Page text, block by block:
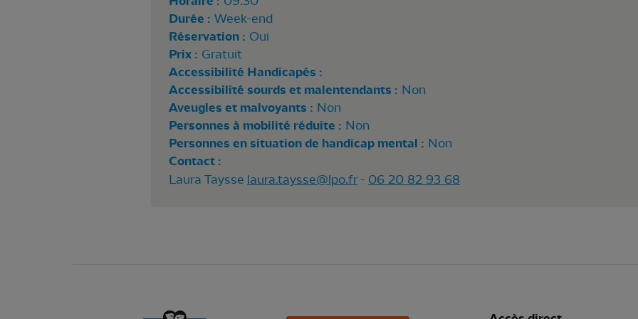
Durée : Week-end
Réservation : Oui
Prix : Gratuit
Accessibilité Handicapés :
Accessibilité sourds et malentendants : Non
Aveugles et malvoyants : Non
Personnes à mobilité réduite : Non
Personnes en situation de handicap mental : Non
Contact :
Laura Taysse laura.taysse@lpo.fr- 06 20 82 93 68